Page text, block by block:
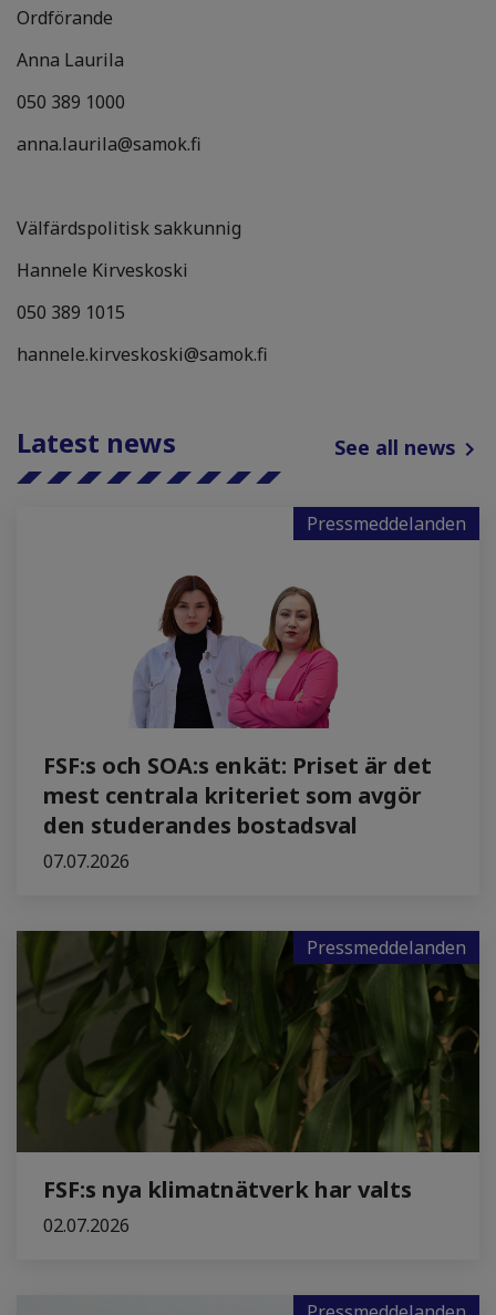
Ordförande
Anna Laurila
050 389 1000
anna.laurila@samok.fi
Välfärdspolitisk sakkunnig
Hannele Kirveskoski
050 389 1015
hannele.kirveskoski@samok.fi
Latest news See all news
Pressmeddelanden
FSF:s och SOA:s enkät: Priset är det
mest centrala kriteriet som avgör
den studerandes bostadsval
07.07.2026
Pressmeddelanden
FSF:s nya klimatnätverk har valts
02.07.2026